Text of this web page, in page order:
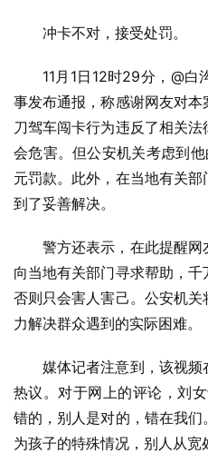
冲卡不对，接受处罚。
11月1日12时29分，@
事发布通报，称感谢网友对
刀驾车闯卡行为违反了相关
会危害。但公安机关考虑到
元罚款。此外，在当地有关
到了妥善解决。
警方还表示，在此提醒
向当地有关部门寻求帮助，千
否则只会害人害己。公安机
力解决群众遇到的实际困难。
媒体记者注意到，该视
热议。对于网上的评论，刘
错的，别人是对的，错在我
为孩子的特殊情况，别人从宽